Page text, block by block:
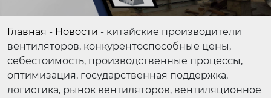
Главная - Новости - китайские производители
вентиляторов, конкурентоспособные цены,
себестоимость, производственные процессы,
оптимизация, государственная поддержка,
логистика, рынок вентиляторов, вентиляционное